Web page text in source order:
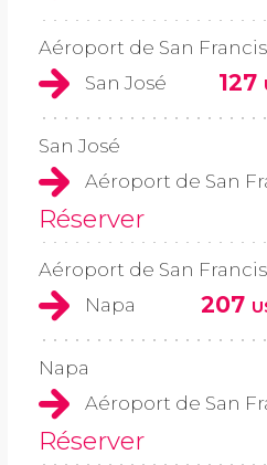
Aéroport de San
San José
127
San José
Aéroport de San
Réserver
Aéroport de San
Napa
207
Napa
Aéroport de San
Réserver